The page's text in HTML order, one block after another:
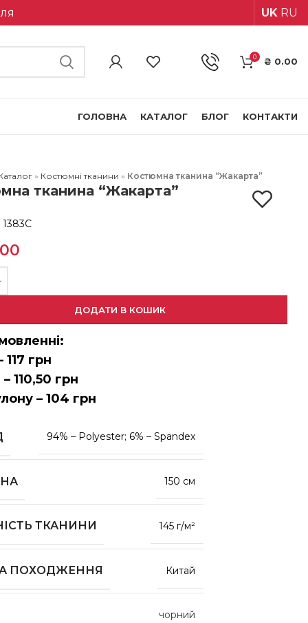
UK RU
0 ₴ 0.00
ГОЛОВНА КАТАЛОГ БЛОГ КОНТАКТИ
» Костюмні тканини » Костюмна тканина “Жакарта”
тканина “Жакарта”
1383С
ДОДАТИ В КОШИК
117 грн
110,50 грн
– 104 грн
94% – Рolyester; 6% – Spandex
150 см
ТКАНИНИ 145 г/м²
ПОХОДЖЕННЯ Китай
чорний